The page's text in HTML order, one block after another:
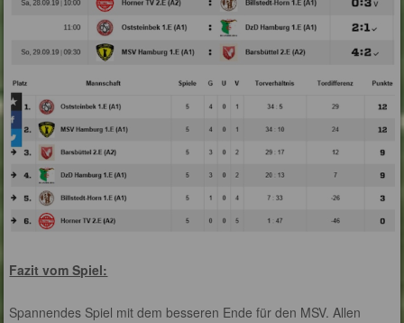
Fazit vom Spiel:
Spannendes Spiel mit dem besseren Ende für den MSV. Allen